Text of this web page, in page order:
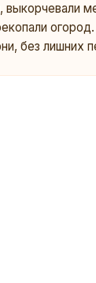
без лишних